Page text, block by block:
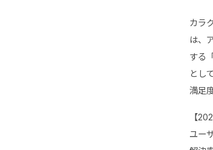
カラ
は、
する
とし
満足
【
ユー